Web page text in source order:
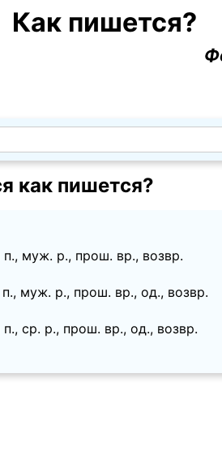
Как пишется?
как пишется?
муж. p., прош. вр., возвр.
муж. p., прош. вр., од., возвр.
ср. p., прош. вр., од., возвр.